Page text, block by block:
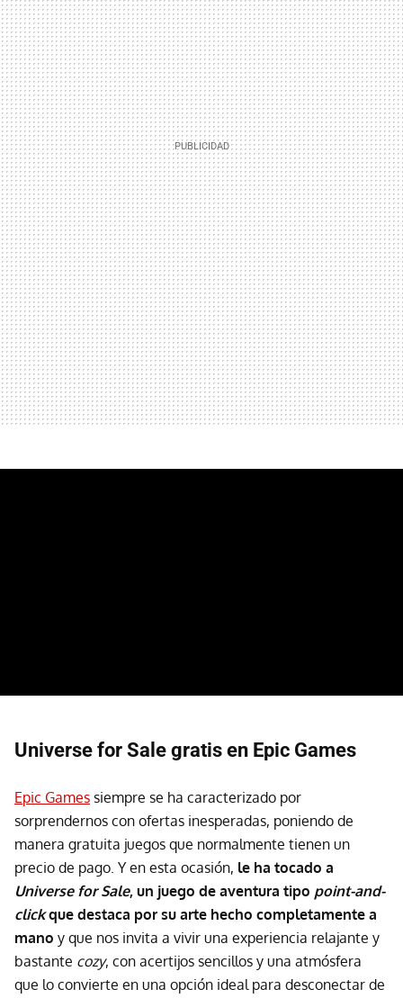
Universe for Sale gratis en Epic Games
Epic Games siempre se ha caracterizado por
sorprendernos con ofertas inesperadas, poniendo de
manera gratuita juegos que normalmente tienen un
precio de pago. Y en esta ocasión, le ha tocado a
Universe for Sale, un juego de aventura tipo point-and-
clickque destaca por su arte hecho completamente a
mano y que nos invita a vivir una experiencia relajante y
bastante cozy, con acertijos sencillos y una atmósfera
que lo convierte en una opción ideal para desconectar de